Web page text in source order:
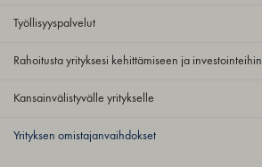
Työllisyyspalvelut
Rahoitusta yrityksesi kehittämiseen ja investointeihin
Kansainvälistyvälle yritykselle
Yrityksen omistajanvaihdokset